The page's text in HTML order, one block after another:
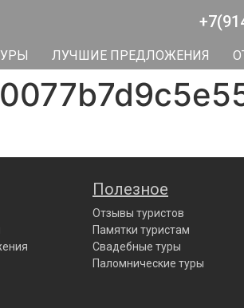
ЛУЧШИЕ ПРЕДЛОЖЕНИЯ
Полезное
Отзывы туристов
Памятки туристам
Свадебные туры
Паломнические туры